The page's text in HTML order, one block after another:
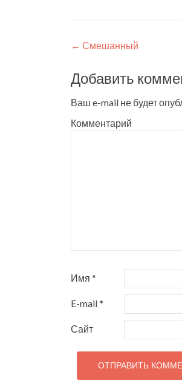
Навигация по
← Смешанный
Добавить
Ваш e-mail не будет
Комментарий
Имя *
E-mail*
Сайт